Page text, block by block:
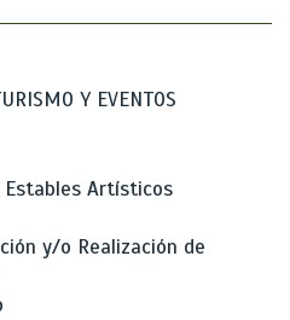
Y EVENTOS
Estables Artísticos
y/o Realización de